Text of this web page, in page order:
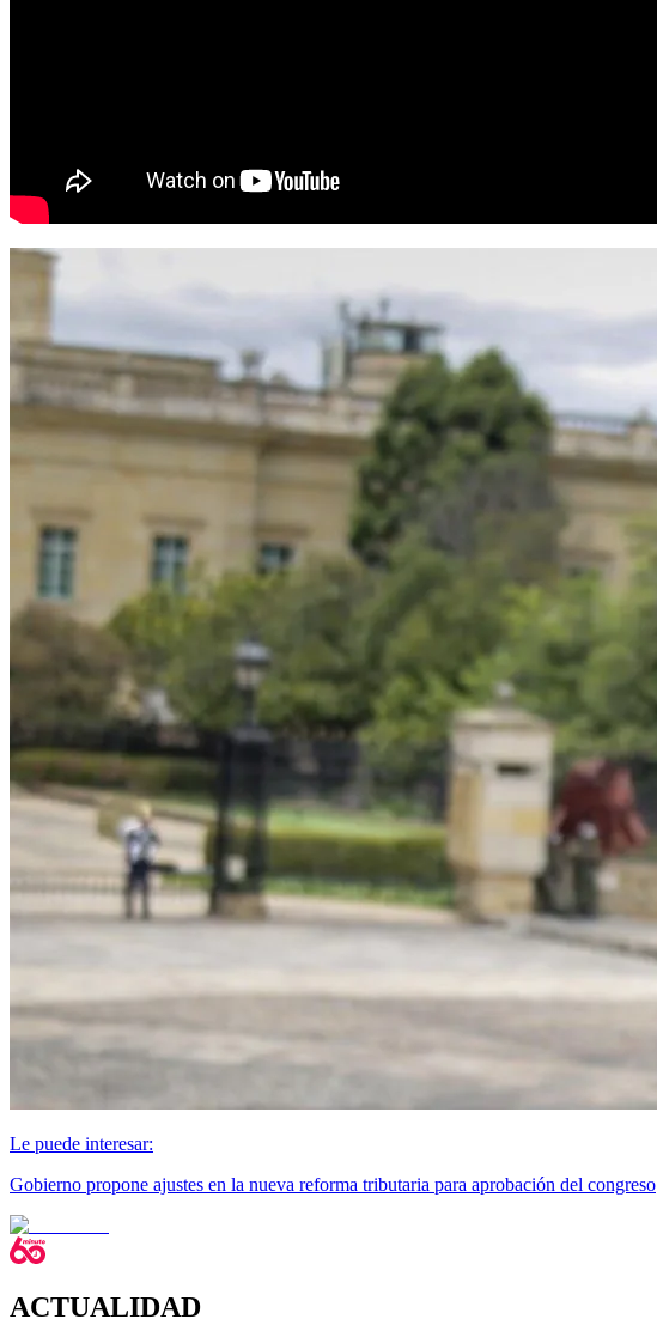
Le puede interesar:
Gobierno propone ajustes en la nueva reforma tributaria para aprobación del congreso
ACTUALIDAD